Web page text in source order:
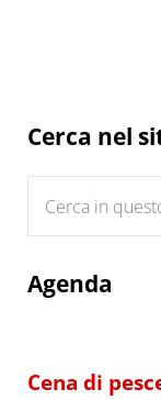
Sidebar
Cerca nel
Agenda
Cena di